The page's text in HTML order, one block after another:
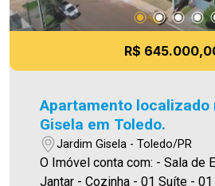
R$
Apartamento localizado
Gisela em Toledo.
Jardim Gisela - Toledo/PR
O Imóvel conta com: - Sala de
Jantar - Cozinha - 01 Suíte -